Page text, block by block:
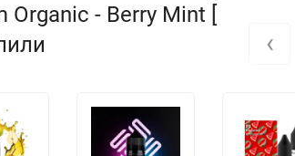
- Berry Mint [
‹